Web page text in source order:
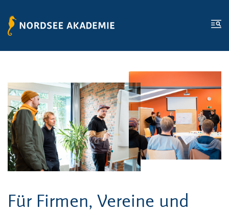
Zum Inhalt springen
Zur Fußzeile springen
Für Firmen, Vereine und